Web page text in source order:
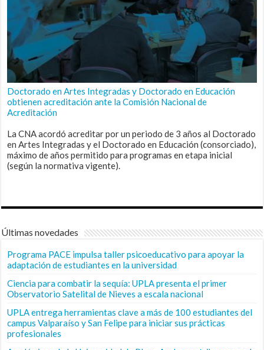
Doctorado en Artes Integradas y Doctorado en Educación
obtienen acreditación ante la Comisión Nacional de
Acreditación
La CNA acordó acreditar por un periodo de 3 años al Doctorado
en Artes Integradas y el Doctorado en Educación (consorciado),
máximo de años permitido para programas en etapa inicial
(según la normativa vigente).
Últimas novedades
Programa PACE impulsa taller psicoeducativo para apoyar la
adaptación de estudiantes en la universidad
Ciencia para combatir la sequía: UPLA presenta el primer
Observatorio Satelital de Nieves a escala nacional
UPLA entrega herramientas clave a más de 100 estudiantes del
campus Valparaíso y San Felipe para iniciar sus prácticas
profesionales